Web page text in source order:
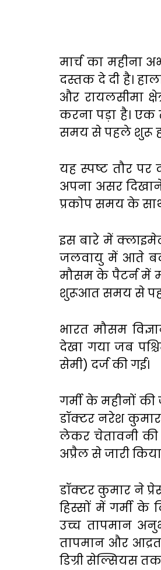
मार्च का महीना
दस्तक दे दी है।
और रायलसीमा
करना पड़ा है। एक
समय से पहले शुरू
यह स्पष्ट तौर
अपना असर
प्रकोप समय के
इस बारे में
जलवायु में आते
मौसम के पैटर्न में
शुरूआत समय से
भारत मौसम
देखा गया जब
सेमी) दर्ज की गई।
गर्मी के महीनों
डॉक्टर नरेश
लेकर चेतावनी की
अप्रैल से जारी
डॉक्टर कुमार ने
हिस्सों में गर्मी के
उच्च तापमान
तापमान और
डिग्री सेल्सियस